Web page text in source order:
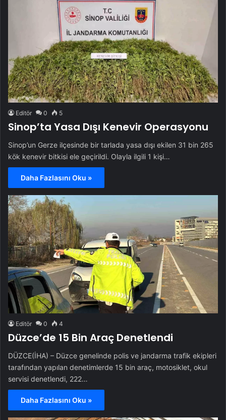
Editör 0 5
Sinop’ta Yasa Dışı Kenevir Operasyonu
Sinop’un Gerze ilçesinde bir tarlada yasa dışı ekilen 31 bin 265
kök kenevir bitkisi ele geçirildi. Olayla ilgili 1 kişi…
Daha Fazlasını Oku »
Editör 0 4
Düzce’de 15 Bin Araç Denetlendi
DÜZCE(İHA) – Düzce genelinde polis ve jandarma trafik ekipleri
tarafından yapılan denetimlerde 15 bin araç, motosiklet, okul
servisi denetlendi, 222…
Daha Fazlasını Oku »